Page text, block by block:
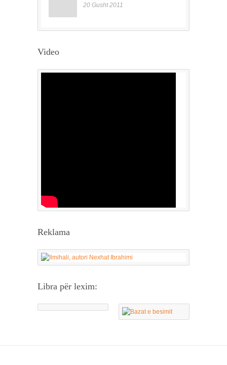
20 Gusht 2011
Video
Reklama
Libra për lexim: